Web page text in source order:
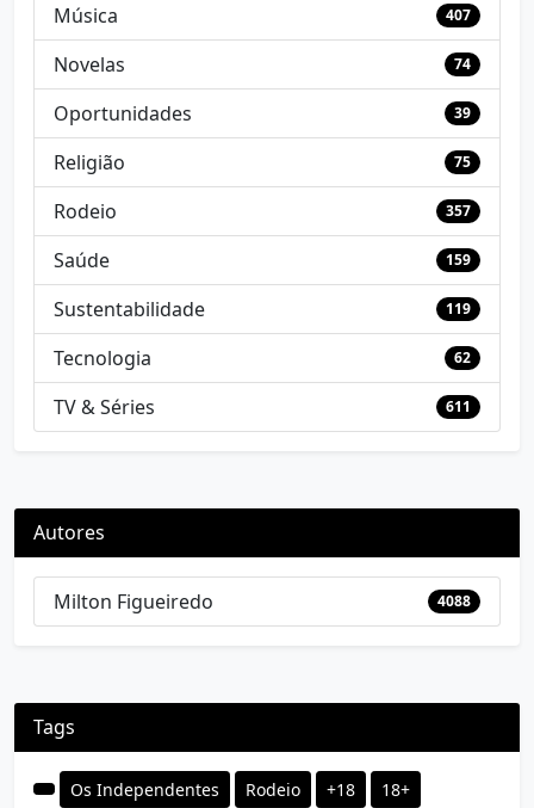
Música 407
Novelas 74
Oportunidades 39
Religião 75
Rodeio 357
Saúde 159
Sustentabilidade 119
Tecnologia 62
TV & Séries 611
Autores
Milton Figueiredo 4088
Tags
Os Independentes Rodeio +18 18+